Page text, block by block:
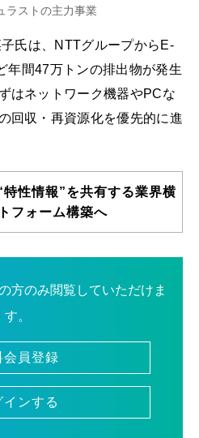
ラストの主力事業
氏は、NTTグループからE-
年間47万トンの排出物が発生
はネットワーク機器やPCな
回収・再資源化を優先的に進
性情報”を共有する業界横
フォーム構築へ
方のみ閲覧していただけま
す。
会員登録
インする